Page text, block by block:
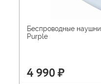
Беспроводные
Purple
4 990 ₽